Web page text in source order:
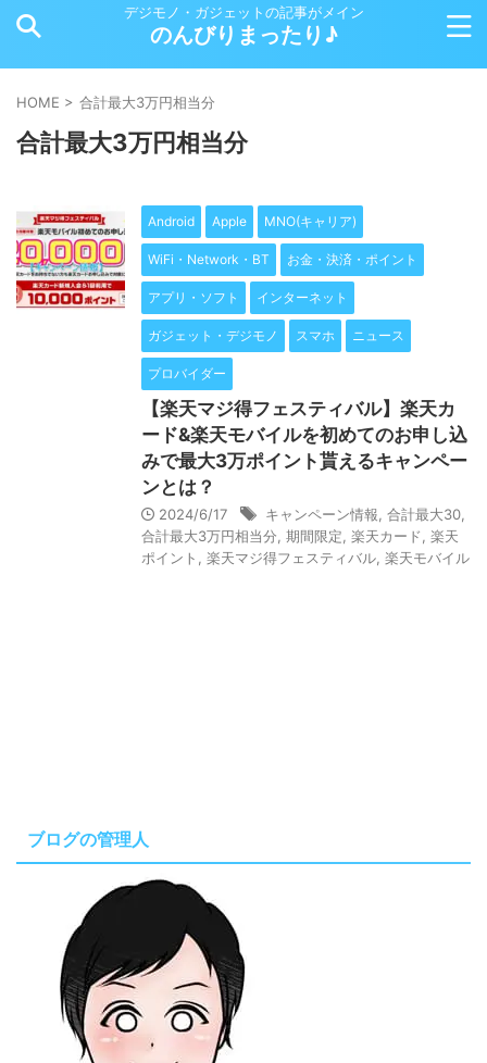
デジモノ・ガジェットの記事がメイン
のんびりまったり♪
HOME > 合計最大3万円相当分
合計最大3万円相当分
Android Apple MNO(キャリア)
WiFi・Network・BT お金・決済・ポイント
アプリ・ソフト インターネット
ガジェット・デジモノ スマホ ニュース
プロバイダー
【楽天マジ得フェスティバル】楽天カ
ード&楽天モバイルを初めてのお申し込
みで最大3万ポイント貰えるキャンペー
ンとは？
2024/6/17 キャンペーン情報 合計最大30
合計最大3万円相当分 期間限定 楽天カード
楽天
ポイント
楽天マジ得フェスティバル 楽天モバイル
ブログの管理人